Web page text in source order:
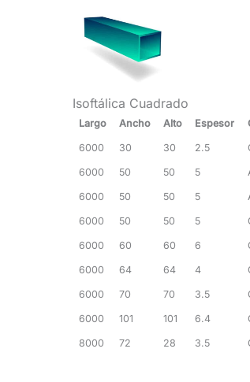
Isoftálica Cuadrado
Largo Ancho Alto Espesor
6000 30 30 2.5
6000 50 50 5
6000 50 50 5
6000 50 50 5
6000 60 60 6
6000 64 64 4
6000 70 70 3.5
6000 101 101 6.4
8000 72 28 3.5